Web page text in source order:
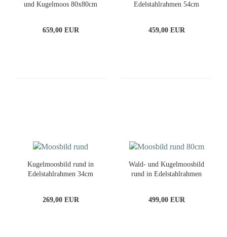
und Kugelmoos 80x80cm
659,00 EUR
Edelstahlrahmen 54cm
459,00 EUR
Kugelmoosbild rund in
Edelstahlrahmen 34cm
269,00 EUR
Wald- und Kugelmoosbild
rund in Edelstahlrahmen
499,00 EUR